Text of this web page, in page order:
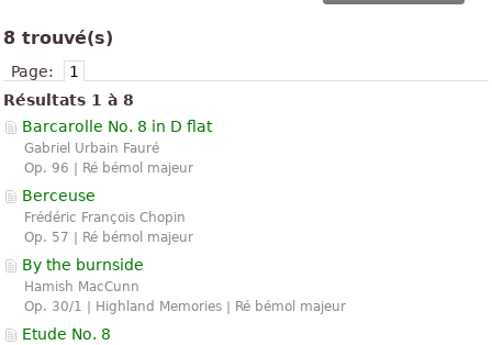
8 trouvé(s)
Page:
1
Résultats 1 à 8
Barcarolle No. 8 in D flat
Gabriel Urbain Fauré
Op. 96 | Ré bémol majeur
Berceuse
Frédéric François Chopin
Op. 57 | Ré bémol majeur
By the burnside
Hamish MacCunn
Op. 30/1 | Highland Memories | Ré bémol majeur
Etude No. 8